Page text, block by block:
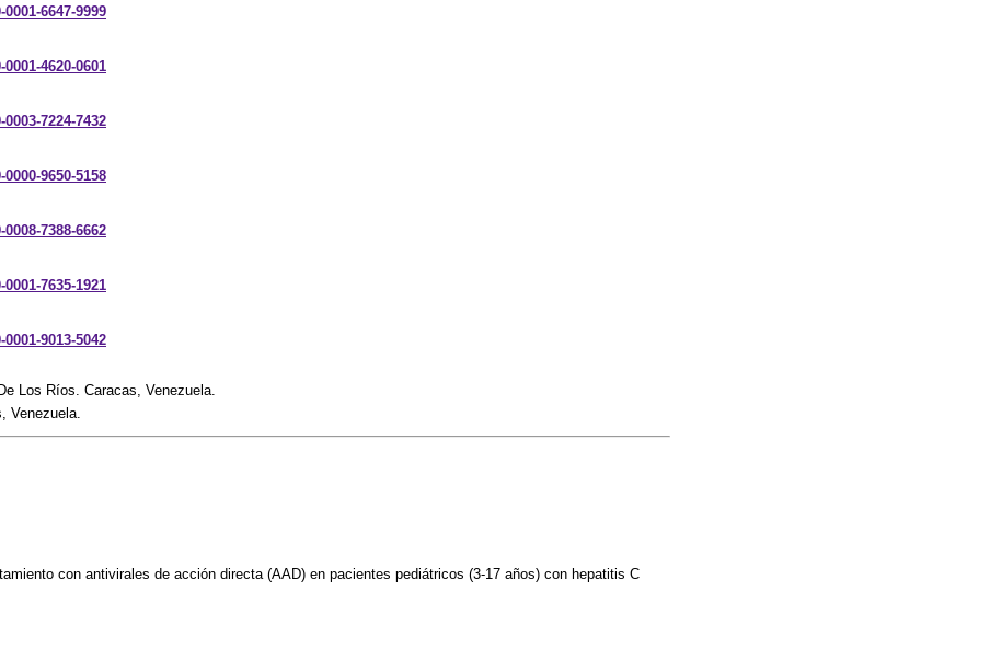
6647-9999
4620-0601
7224-7432
9650-5158
7388-6662
7635-1921
9013-5042
Los Ríos. Caracas, Venezuela.
Venezuela.
con antivirales de acción directa (AAD) en pacientes pediátricos (3-17 años) con hepatitis C